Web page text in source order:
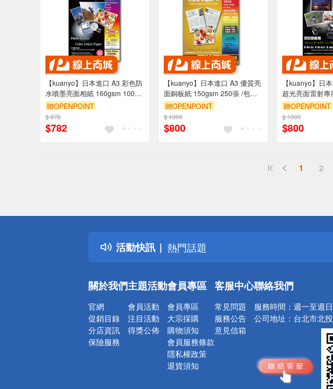
【kuanyo】日本進口 A3 彩色防
水噴墨亮面相紙 160gsm 100張
/包 DS160
贈OPENPOINT
$ 978
$782
【kuanyo】日本進口 A3 優質亮
面銅板紙 150gsm 250張 /包
GS150
贈OPENPOINT
$ 1000
$800
【kuanyo】日
超光亮面雷射
100張 /包 GW130
贈OPENPOINT
$ 1000
$800
1 2
活動快訊
詐騙網頁！請小心！
得獎公告
熱門話題
銀行優惠
詐騙網頁！請小心！
關於我們
官網
促銷目錄
分店資訊
保險服務
主題活動
會員活動
注目活動
得獎公佈
會員專區
會員專區
大宗採購
購物須知
會員服務條款
隱私權政策
退貨須知
客服中心
常見問題
服務公告
意見信箱
聯絡我們
服務時間： 週一至週
公司地址： 台北市北